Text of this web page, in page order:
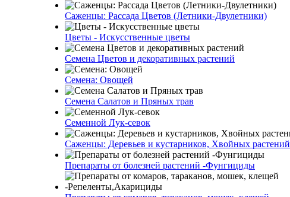
Саженцы: Рассада Цветов (Летники-Двулетники)
Цветы - Искусственные цветы
Семена Цветов и декоративных растений
Семена: Овощей
Семена Салатов и Пряных трав
Семенной Лук-севок
Саженцы: Деревьев и кустарников, Хвойных растений
Препараты от болезней растений -Фунгициды